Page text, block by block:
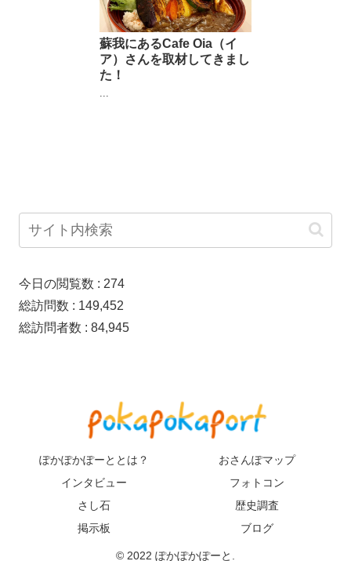
蘇我にあるCafe Oia（イ
ア）さんを取材してきまし
た！
...
今日の閲覧数 : 274
総訪問数 : 149,452
総訪問者数 : 84,945
ぽかぽかぽーととは？
おさんぽマップ
インタビュー
フォトコン
さし石
歴史調査
掲示板
ブログ
© 2022 ぽかぽかぽーと.